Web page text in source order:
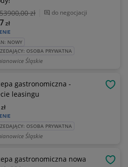
53900,00 zł do negocjacji
zł
NOWY
OSOBA PRYWATNA
Śląskie
gastronomiczna -
leasingu
zł
OSOBA PRYWATNA
Śląskie
gastronomiczna nowa